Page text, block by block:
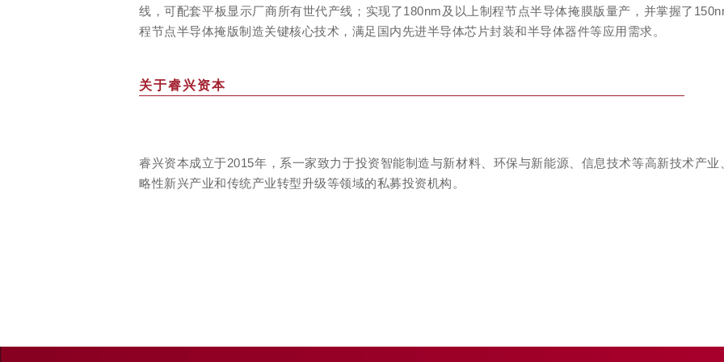
线，可配套平板显示厂商所有世代产线；实现了180nm及以上制程节点半导体掩膜版量产，并掌握了
程节点半导体掩版制造关键核心技术，满足国内先进半导体芯片封装和半导体器件等应用需求。
关于睿兴资本
睿兴资本成立于2015年，系一家致力于投资智能制造与新材料、环保与新能源、信息技术等高新技术产业
略性新兴产业和传统产业转型升级等领域的私募投资机构。